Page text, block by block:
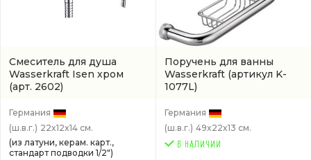
Смеситель для душа
Wasserkraft Isen хром
(арт. 2602)
Германия
(ш.в.г.) 22x12x14 см.
(из латуни, керам. карт.,
стандарт подводки 1/2")
Поручень для ванны
Wasserkraft (артикул K-
1077L)
Германия
(ш.в.г.) 49x22x13 см.